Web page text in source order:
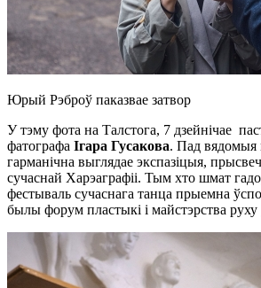
Юрый Рэброў паказвае затвор
У тэму фота на Талстога, 7 дзейнічае
фатографа Ігара Гусакова. Пад вядомыя
гарманічна выглядае экспазіцыя,
сучаснай Харэаграфіі. Тым хто шмат
фестываль сучаснага танца прыемна
былы форум пластыкі і майстэрства руху